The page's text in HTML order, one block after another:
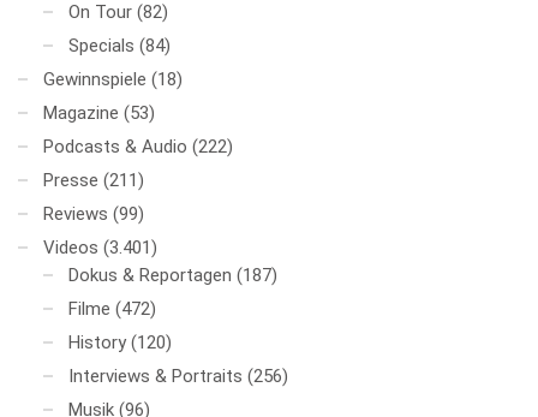
On Tour (82)
Specials (84)
Gewinnspiele (18)
Magazine (53)
Podcasts & Audio (222)
Presse (211)
Reviews (99)
Videos (3.401)
Dokus & Reportagen (187)
Filme (472)
History (120)
Interviews & Portraits (256)
Musik (96)